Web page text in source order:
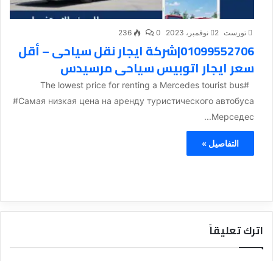
تورست 2 نوفمبر، 2023 0
236
01099552706|شركة ايجار نقل سياحى – أقل
سعر ايجار اتوبيس سياحى مرسيدس
#The lowest price for renting a Mercedes tourist bus
#Самая низкая цена на аренду туристического автобуса
Мерседес...
التفاصيل »
اترك تعليقاً